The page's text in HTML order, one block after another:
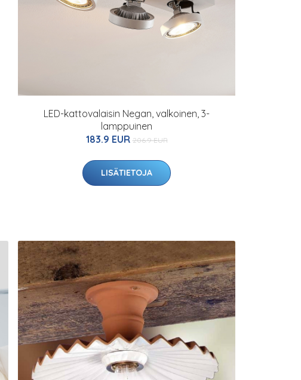
LED-kattovalaisin Negan, valkoinen, 3-
lamppuinen
183.9 EUR 206.9 EUR
LISÄTIETOJA